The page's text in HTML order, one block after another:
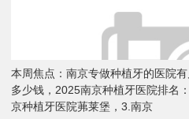
本周焦点：南京专做种植牙的医院
多少钱，2025南京种植牙医院排名
京种植牙医院茀莱堡，3.南京